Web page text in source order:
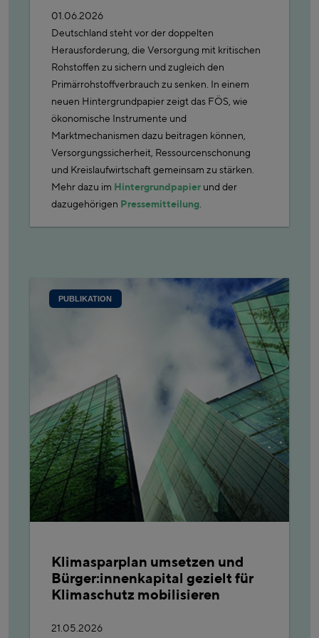
01.06.2026
Deutschland steht vor der doppelten
Herausforderung, die Versorgung mit kritischen
Rohstoffen zu sichern und zugleich den
Primärrohstoffverbrauch zu senken. In einem
neuen Hintergrundpapier zeigt das FÖS, wie
ökonomische Instrumente und
Marktmechanismen dazu beitragen können,
Versorgungssicherheit, Ressourcenschonung
und Kreislaufwirtschaft gemeinsam zu stärken.
Mehr dazu im Hintergrundpapier und der
dazugehörigen Pressemitteilung
PUBLIKATION
Klimasparplan umsetzen und
Bürger:innenkapital gezielt für
Klimaschutz mobilisieren
21.05.2026